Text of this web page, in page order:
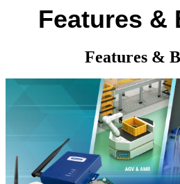
Features &
Features &